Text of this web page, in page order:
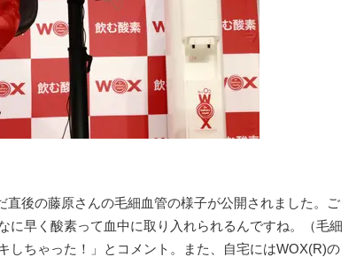
直後の藤原さんの毛細血管の様子が公開されました。ご
に早く酸素って血中に取り入れられるんですね。（毛細
しちゃった！」とコメント。また、自宅にはWOX(R)の